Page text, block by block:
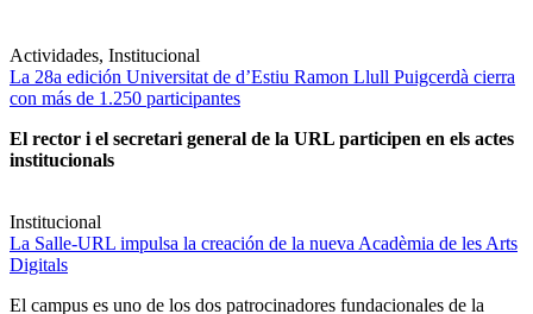
Actividades, Institucional
La 28a edición Universitat de d’Estiu Ramon Llull Puigcerdà cierra
con más de 1.250 participantes
El rector i el secretari general de la URL participen en els actes
institucionals
Institucional
La Salle-URL impulsa la creación de la nueva Acadèmia de les Arts
Digitals
El campus es uno de los dos patrocinadores fundacionales de la